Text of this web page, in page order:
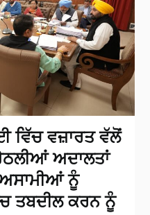
ਵਿੱਚ ਵਜ਼ਾਰਤ ਵੱਲੋਂ
ਅਦਾਲਤਾਂ
ਨੂੰ
ਤਬਦੀਲ ਕਰਨ ਨੂੰ